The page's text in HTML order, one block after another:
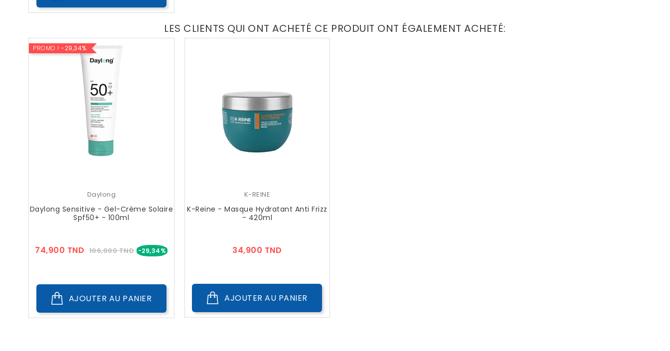
LES CLIENTS QUI ONT ACHETÉ CE PRODUIT ONT ÉGALEMENT ACHETÉ:
PROMO ! -29,34%
Daylong
Daylong Sensitive - Gel-Crème Solaire
Spf50+ - 100ml
74,900 TND Prix
106,000 TND -29,34%Prix
AJOUTER AU PANIER
K-REINE
K-Reine - Masque Hydratant Anti Frizz
- 420ml
34,900 TND
AJOUTER AU PANIER